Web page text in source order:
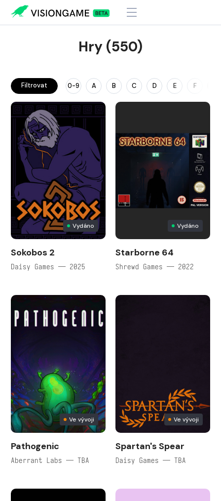
Hry (550)
Filtrovat 0-9 A B C D E F
Vydáno
Sokobos 2
Daisy Games — 2025
Vydáno
Starborne 64
Shrewd Games — 2022
Ve vývoji
Pathogenic
Aberrant Labs — TBA
Ve vývoji
Spartan's Spear
Daisy Games — TBA